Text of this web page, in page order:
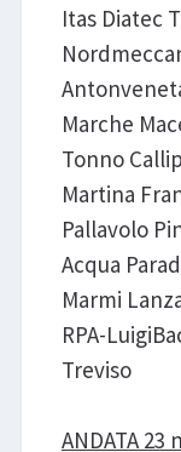
Itas Diatec
Marche
Tonno
Martina
Pallavolo
Acqua
Marmi
RPA-
Treviso
ANDATA 23